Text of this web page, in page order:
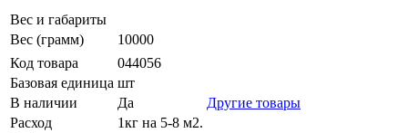
Вес и габариты
Вес (грамм)
10000
Код товара
044056
Базовая единица шт
В наличии
Да
Другие товары
Расход
1кг на 5-8 м2.